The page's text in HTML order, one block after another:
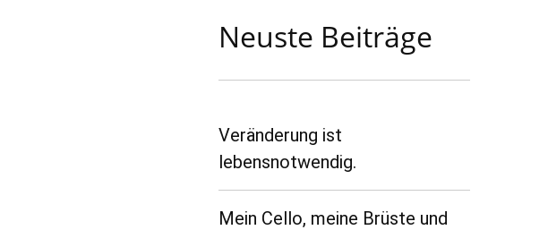
Neuste Beiträge
Veränderung ist
lebensnotwendig.
Mein Cello, meine Brüste und